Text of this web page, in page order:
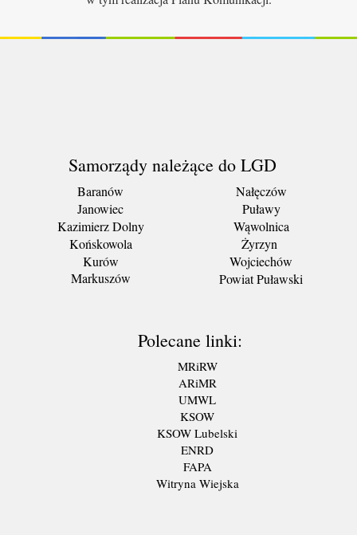
Samorządy należące do LGD
Baranów
Janowiec
Kazimierz Dolny
Końskowola
Kurów
Markuszów
Nałęczów
Puławy
Wąwolnica
Żyrzyn
Wojciechów
Powiat Puławski
Polecane linki:
MRiRW
ARiMR
UMWL
KSOW
KSOW Lubelski
ENRD
FAPA
Witryna Wiejska